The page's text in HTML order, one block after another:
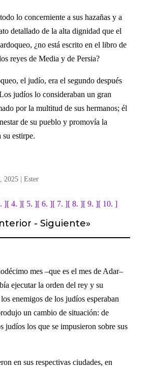
lo concerniente a sus hazañas y a
detallado de la alta dignidad que el
¿no está escrito en el libro de
reyes de Media y de Persia?
el judío, era el segundo después
judíos lo consideraban un gran
por la multitud de sus hermanos; él
de su pueblo y promovía la
estirpe.
2025| Ester
][ 4. ][ 5. ][ 6. ][ 7. ][ 8. ][ 9. ][ 10. ]
-Siguiente»
mes –que es el mes de Adar–
ejecutar la orden del rey y su
enemigos de los judíos esperaban
un cambio de situación: de
judíos los que se impusieron sobre sus
en sus respectivas ciudades, en